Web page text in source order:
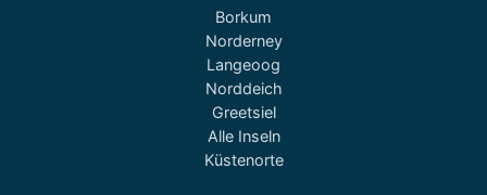
Borkum
Norderney
Langeoog
Norddeich
Greetsiel
Alle Inseln
Küstenorte